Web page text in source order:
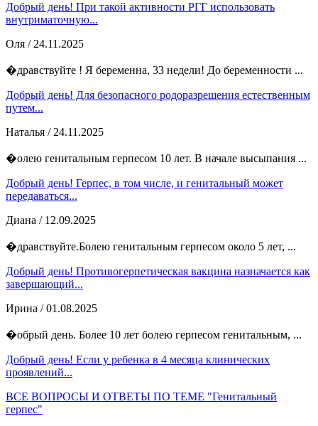
Добрый день! При такой активности РГГ использовать
внутриматочную...
Оля / 24.11.2025
�дравствуйте ! Я беременна, 33 недели! До беременности ...
Добрый день! Для безопасного родоразрешения естественным
путем...
Наталья / 24.11.2025
�олею генитальным герпесом 10 лет. В начале высыпания ...
Добрый день! Герпес, в том числе, и генитальный может
передаваться...
Диана / 12.09.2025
�дравствуйте.Болею генитальным герпесом около 5 лет, ...
Добрый день! Противогерпетическая вакцина назначается как
завершающий...
Ирина / 01.08.2025
�обрый день. Более 10 лет болею герпесом генитальным, ...
Добрый день! Если у ребенка в 4 месяца клинических
проявлений...
ВСЕ ВОПРОСЫ И ОТВЕТЫ ПО ТЕМЕ "Генитальный
герпес"